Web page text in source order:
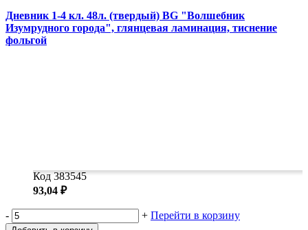
Дневник 1-4 кл. 48л. (твердый) BG "Волшебник
Изумрудного города", глянцевая ламинация, тиснение
фольгой
Код 383545
93,04 ₽
- + Перейти в корзину